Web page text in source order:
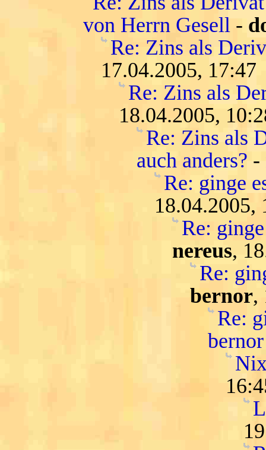
von Herrn Gesell -
Re: Zins als
17.04.2005, 17:47
Re: Zins als
18.04.2005,
Re: Zins als
auch anders? -
Re: ginge
18.04.2005,
Re:
nereus,
Re:
bernor,
Re:
bernor